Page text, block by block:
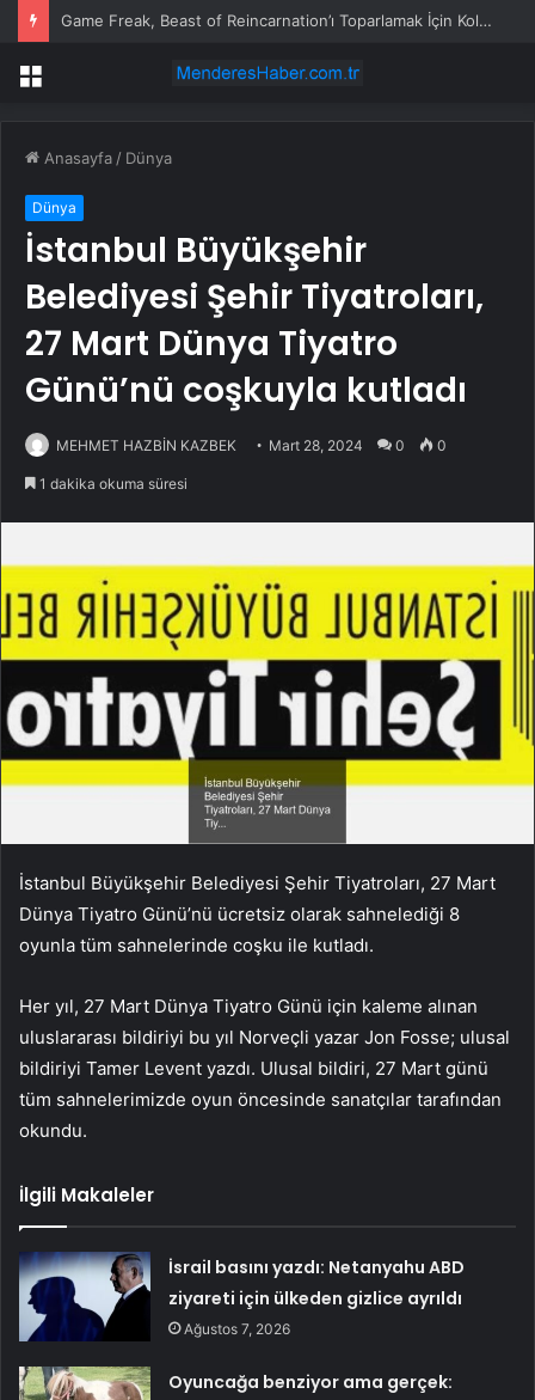
Game Freak, Beast of Reincarnation’ı Toparlamak İçin Kolları Sıvamış
Menü
Anasayfa / Dünya
Dünya
İstanbul Büyükşehir
Belediyesi Şehir Tiyatroları,
27 Mart Dünya Tiyatro
Günü’nü coşkuyla kutladı
MEHMET HAZBİN KAZBEK Mart 28, 2024 0 0
1 dakika okuma süresi
İstanbul Büyükşehir Belediyesi Şehir Tiyatroları, 27 Mart
Dünya Tiyatro Günü’nü ücretsiz olarak sahnelediği 8
oyunla tüm sahnelerinde coşku ile kutladı.
Her yıl, 27 Mart Dünya Tiyatro Günü için kaleme alınan
uluslararası bildiriyi bu yıl Norveçli yazar Jon Fosse; ulusal
bildiriyi Tamer Levent yazdı. Ulusal bildiri, 27 Mart günü
tüm sahnelerimizde oyun öncesinde sanatçılar tarafından
okundu.
İlgili Makaleler
İsrail basını yazdı: Netanyahu ABD
ziyareti için ülkeden gizlice ayrıldı
Ağustos 7, 2026
Oyuncağa benziyor ama gerçek: